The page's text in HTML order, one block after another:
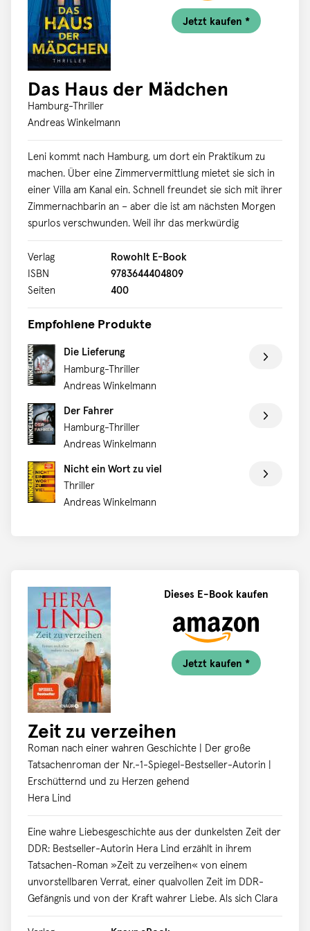
Grumpy & Sunshine, Enemies to Lovers, Forced
Proximity) - This could be forever (Millie & Chip: Second
Chance Romance, Forced Proximity)
Jetzt kaufen *
Das Haus der Mädchen
Hamburg-Thriller
Andreas Winkelmann
Leni kommt nach Hamburg, um dort ein Praktikum zu
machen. Über eine Zimmervermittlung mietet sie sich in
einer Villa am Kanal ein. Schnell freundet sie sich mit ihrer
Zimmernachbarin an – aber die ist am nächsten Morgen
spurlos verschwunden. Weil ihr das merkwürdig
vorkommt, sucht sie nach ihr. Freddy Förster, früher
erfolgreicher Geschäftsmann, ist inzwischen auf der
Straße gelandet. Zufällig beobachtet er, wie jemand einen
Mann am Steuer seines Autos erschießt. Um nicht zum
nächsten Opfer zu werden, sucht er den Mörder. Bis er
auf Leni trifft, die das Verschwinden ihrer neuen
beiden, dass ihre beiden Fälle mehr miteinander zu tun
haben, als ihnen lieb ist – und dass sie in großer Gefahr
schweben …
Verlag
Rowohlt E-Book
ISBN
9783644404809
Seiten
400
Empfohlene Produkte
Die Lieferung
Hamburg-Thriller
Andreas Winkelmann
Der Fahrer
Hamburg-Thriller
Andreas Winkelmann
Nicht ein Wort zu viel
Thriller
Andreas Winkelmann
Dieses E-Book kaufen
Jetzt kaufen *
Zeit zu verzeihen
Roman nach einer wahren Geschichte | Der große
Tatsachenroman der Nr.-1-Spiegel-Bestseller-Autorin |
Erschütternd und zu Herzen gehend
Hera Lind
Eine wahre Liebesgeschichte aus der dunkelsten Zeit der
DDR: Bestseller-Autorin Hera Lind erzählt in ihrem
Tatsachen-Roman »Zeit zu verzeihen« von einem
unvorstellbaren Verrat, einer qualvollen Zeit im DDR-
Gefängnis und von der Kraft wahrer Liebe. Als sich Clara
und Viktor im Sommer 1965 begegnen, wissen sie nicht,